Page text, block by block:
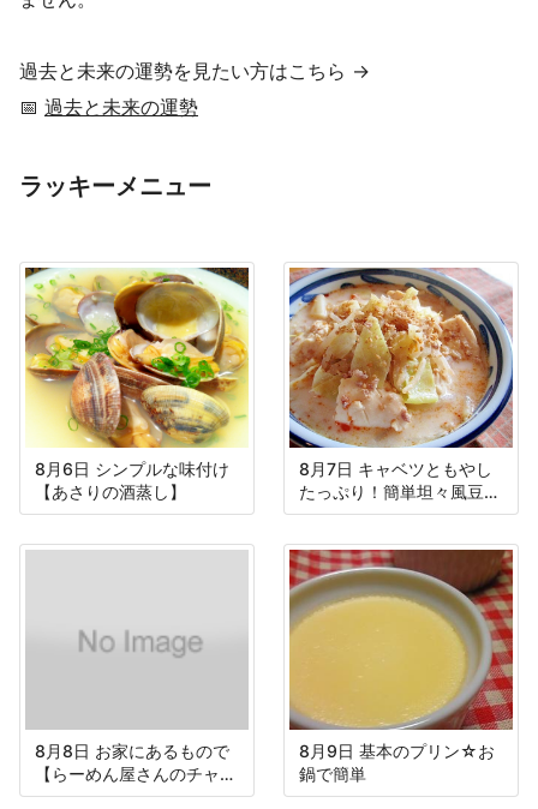
過去と未来の運勢を見たい方はこちら →
📅 過去と未来の運勢
ラッキーメニュー
8月6日 シンプルな味付け
【あさりの酒蒸し】
8月7日 キャベツともやし
たっぷり！簡単坦々風豆乳
スープ♪
8月8日 お家にあるもので
【らーめん屋さんのチャー
ハン】
8月9日 基本のプリン☆お
鍋で簡単